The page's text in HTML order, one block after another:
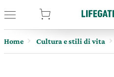
Home Cultura e stili di vita